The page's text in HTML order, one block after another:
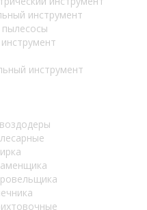
инструмент
инструмент